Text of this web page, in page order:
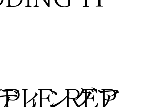
REP
ィングア